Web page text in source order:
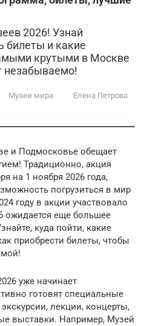
2026! Узнай
билеты и какие
крутыми в Москве
незабываемо!
Музеи мира Елена Петрова
и Подмосковье обещает
Традиционно, акция
на 1 ноября 2026 года,
погрузиться в мир
году в акции участвовало
ожидается еще большее
куда пойти, какие
приобрести билеты, чтобы
уже начинает
готовят специальные
лекции, концерты,
выставки. Например, Музей